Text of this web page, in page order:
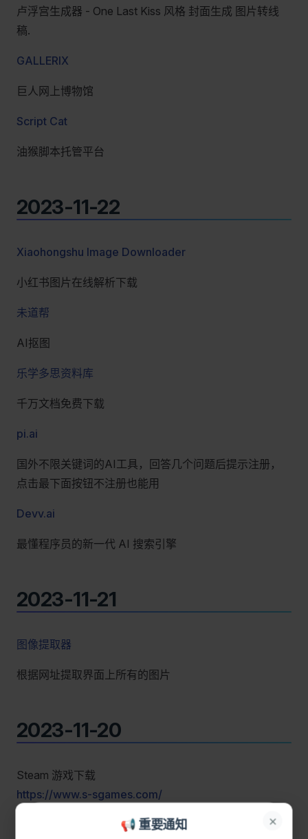
重要公告
📢 重要通知 ×
卢浮宫生成器 - One Last Kiss 风格 封面生成 图片转线
稿.
GALLERIX
巨人网上博物馆
Script Cat
油猴脚本托管平台
2023-11-22
Xiaohongshu Image Downloader
小红书图片在线解析下载
未道帮
AI抠图
乐学多思资料库
千万文档免费下载
pi.ai
国外不限关键词的AI工具，回答几个问题后提示注册，
点击最下面按钮不注册也能用
Devv.ai
最懂程序员的新一代 AI 搜索引擎
2023-11-21
图像提取器
根据网址提取界面上所有的图片
2023-11-20
Steam 游戏下载
https://www.s-sgames.com/
https://sway.office.com/1zyVegf0n3cHdR8o